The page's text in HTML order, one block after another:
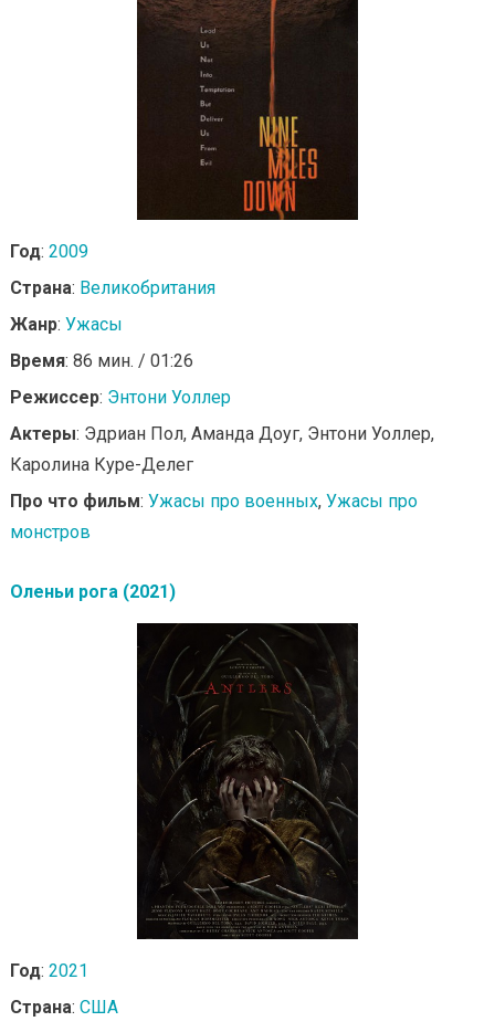
Год: 2009
Страна: Великобритания
Жанр: Ужасы
Время: 86 мин. / 01:26
Режиссер: Энтони Уоллер
Актеры: Эдриан Пол, Аманда Доуг, Энтони Уоллер,
Каролина Куре-Делег
Про что фильм: Ужасы про военных, Ужасы про
монстров
Оленьи рога (2021)
Год: 2021
Страна: США